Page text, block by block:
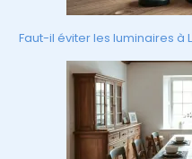
Faut-il éviter les luminaires à